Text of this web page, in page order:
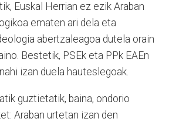
Euskal Herrian ez ezik Araban
ematen ari dela eta
abertzaleagoa dutela orain
Bestetik, PSEk eta PPk EAEn
izan duela hauteslegoak.
guztietatik, baina, ondorio
Araban urtetan izan den